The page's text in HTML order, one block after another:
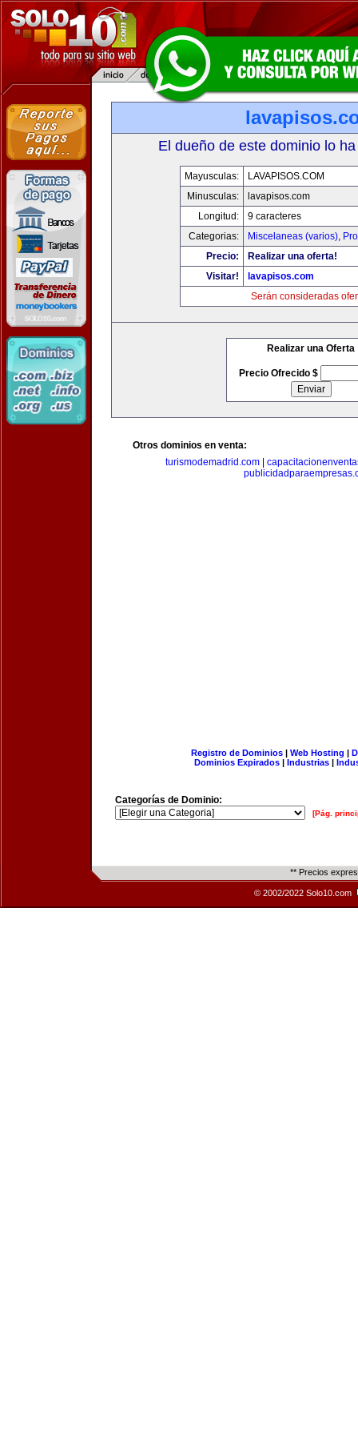
El dueño de este dominio lo
Mayusculas:
LAVAPISOS.COM
Minusculas:
lavapisos.com
Longitud:
9 caracteres
Categorias:
Miscelaneas (varios),
Precio:
Realizar una oferta!
Visitar!
lavapisos.com
Serán consideradas
Realizar una Oferta
Precio Ofrecido $
Otros dominios en venta:
turismodemadrid.com|
Registro de Dominios| Web Hosting |
Dominios Expirados | Industrias |
Categorías de Dominio:
[Pág.
** Precios
© 2002/2022 Solo10.com